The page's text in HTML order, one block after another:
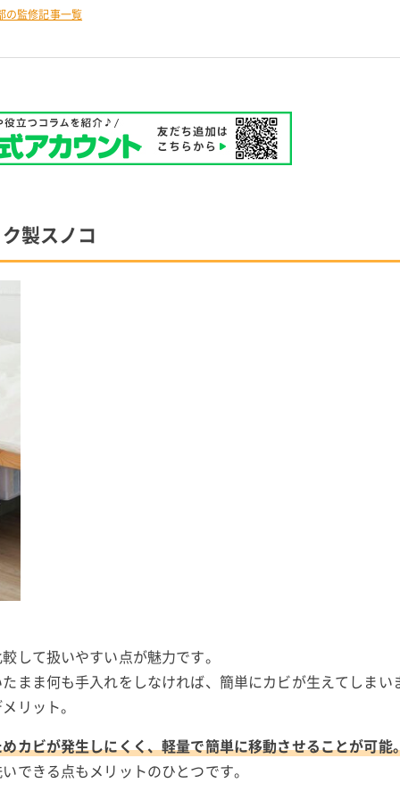
の監修記事一覧
製スノコ
して扱いやすい点が魅力です。
まま何も手入れをしなければ、簡単にカビが生えてしまい
リット。
カビが発生しにくく、軽量で簡単に移動させることが可能
できる点もメリットのひとつです。